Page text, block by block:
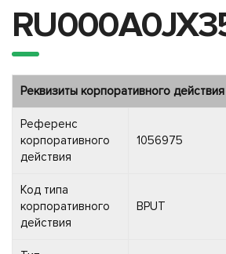
Реквизиты корпоративного действия
Референс
корпоративного
действия
1056975
Код типа
корпоративного
действия
BPUT